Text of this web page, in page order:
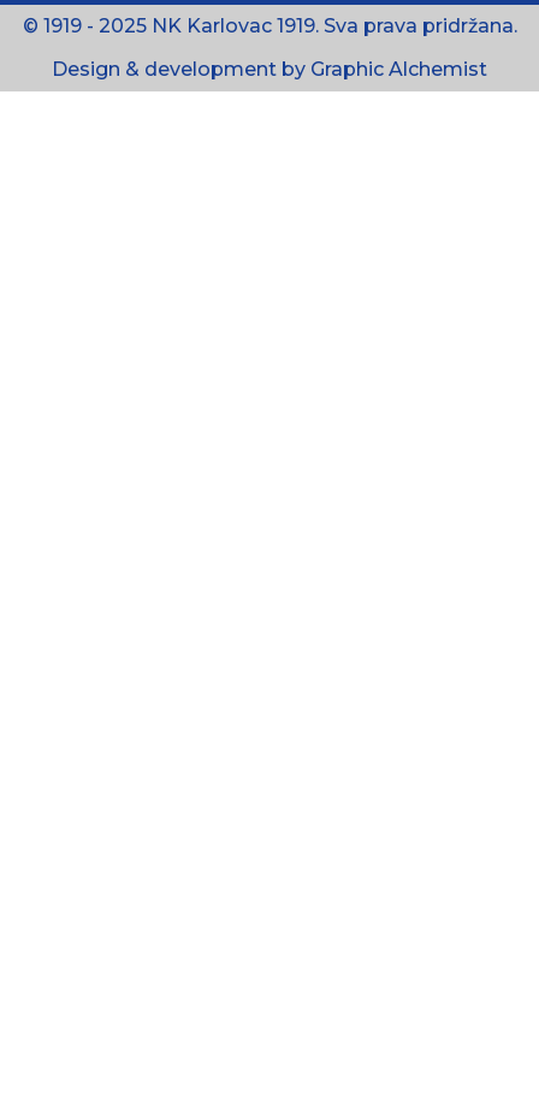
© 1919 - 2025 NK Karlovac 1919. Sva prava pridržana.
Design & development by Graphic Alchemist